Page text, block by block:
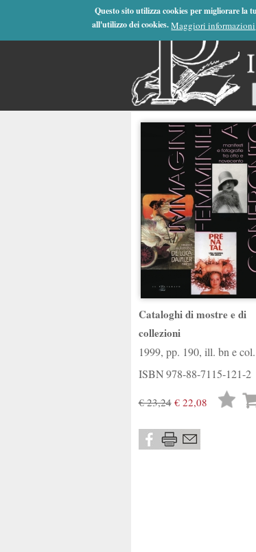
Questo sito utilizza cookies per migliorare la
all'utilizzo dei cookies. Maggiori informazioni
Cataloghi di mostre e di
collezioni
1999, pp. 190, ill. bn e col.
ISBN978-88-7115-121-2
€ 23,24€ 22,08
Lista